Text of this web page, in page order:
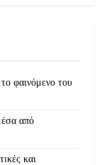
φαινόμενο του
από
και